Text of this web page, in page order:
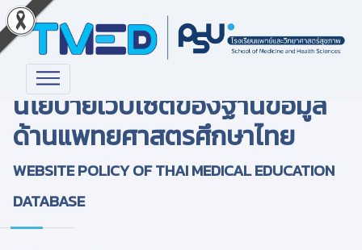
นโยบายเว็บไซต์ของฐานข้อมูล
ด้านแพทยศาสตรศึกษาไทย
WEBSITE POLICY OF THAI MEDICAL EDUCATION
DATABASE